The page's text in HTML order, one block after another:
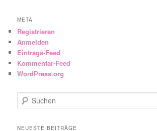
META
Registrieren
Anmelden
Eintrags-Feed
Kommentar-Feed
WordPress.org
Suchen
NEUESTE BEITRÄGE